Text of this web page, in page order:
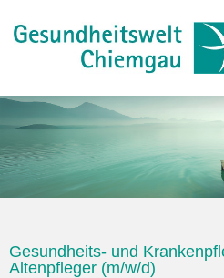
Stellenangebote
Karriereseite
Gesundheits- und
Altenpfleger (m/w/d)